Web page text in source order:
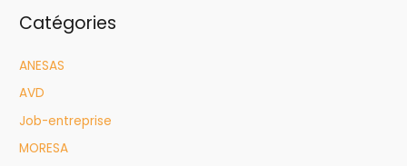
Catégories
ANESAS
AVD
Job-entreprise
MORESA